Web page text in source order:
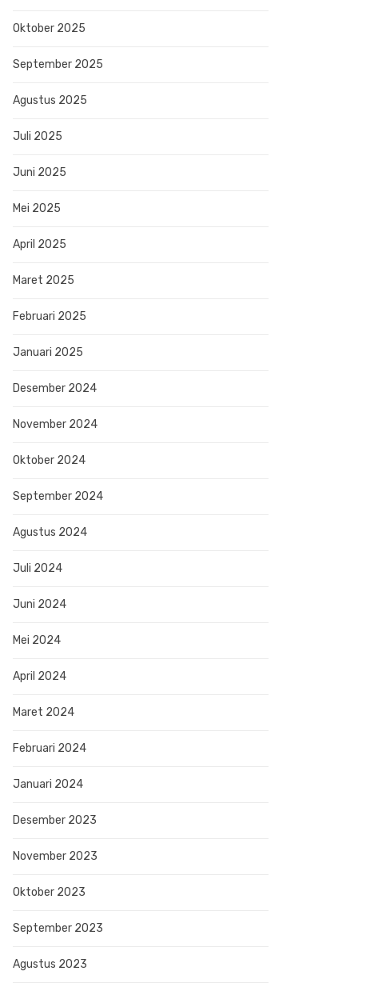
Oktober 2025
September 2025
Agustus 2025
Juli 2025
Juni 2025
Mei 2025
April 2025
Maret 2025
Februari 2025
Januari 2025
Desember 2024
November 2024
Oktober 2024
September 2024
Agustus 2024
Juli 2024
Juni 2024
Mei 2024
April 2024
Maret 2024
Februari 2024
Januari 2024
Desember 2023
November 2023
Oktober 2023
September 2023
Agustus 2023